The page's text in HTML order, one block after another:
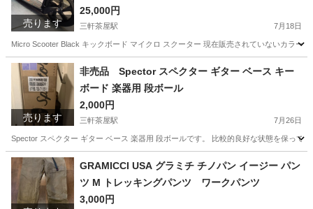
売ります
25,000円
三軒茶屋駅 7月18日
Micro Scooter Black キックボード マイクロ スクーター 現在販売されていないカラー
東京 世田谷区 三軒茶屋駅 キックボード
売ります
非売品 Spector スペクター ギター ベース キー
ボード 楽器用 段ボール
2,000円
三軒茶屋駅 7月26日
Spector スペクター ギター ベース 楽器用 段ボールです。 比較的良好な状態を保って
東京 世田谷区 楽器 スペクター
GRAMICCI USA グラミチ チノパン イージー パン
ツ M トレッキングパンツ ワークパンツ
3,000円